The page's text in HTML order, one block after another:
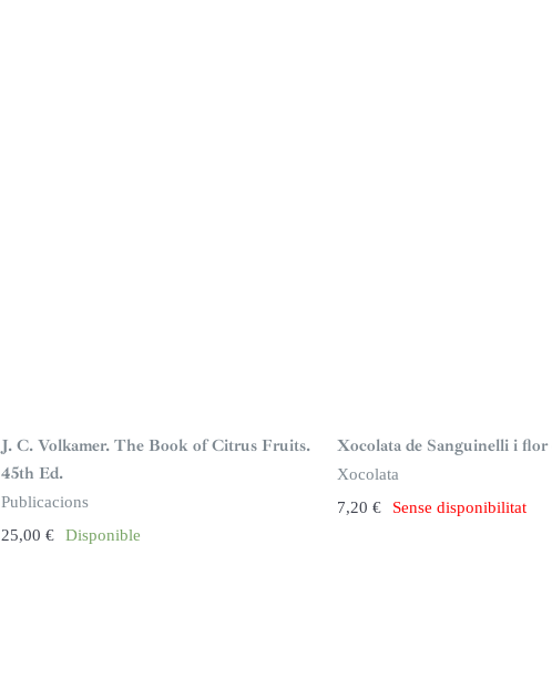
J. C. Volkamer. The Book of Citrus Fruits.
45th Ed.
Publicacions
25,00€ Disponible
n
s
t
o
k
Xocolata de Sanguinelli i flor
Xocolata
7,20 € Sense disponibilitat